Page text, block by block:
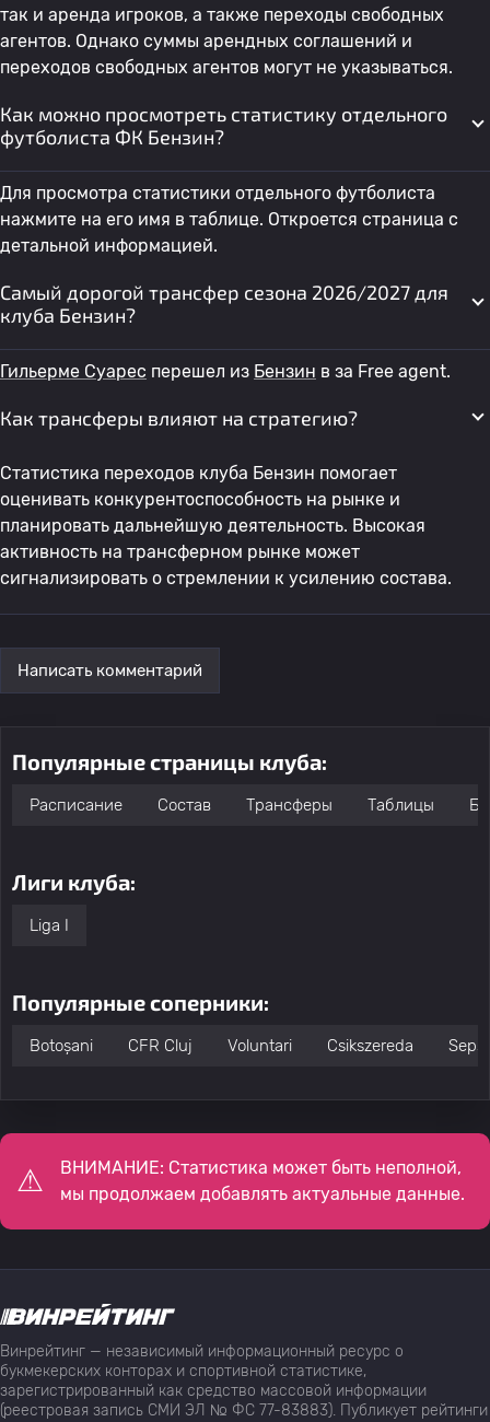
так и аренда игроков, а также переходы свободных
агентов. Однако суммы арендных соглашений и
переходов свободных агентов могут не указываться.
Как можно просмотреть статистику отдельного
футболиста ФК Бензин?
Для просмотра статистики отдельного футболиста
нажмите на его имя в таблице. Откроется страница с
детальной информацией.
Самый дорогой трансфер сезона 2026/2027 для
клуба Бензин?
Гильерме Суарес перешел из Бензин в за Free agent.
Как трансферы влияют на стратегию?
Статистика переходов клуба Бензин помогает
оценивать конкурентоспособность на рынке и
планировать дальнейшую деятельность. Высокая
активность на трансферном рынке может
сигнализировать о стремлении к усилению состава.
Написать комментарий
Популярные страницы клуба:
Расписание Состав Трансферы Таблицы
Лиги клуба:
Liga I
Популярные соперники:
Botoșani CFR Cluj Voluntari Csikszereda Sepsi
ВНИМАНИЕ: Статистика может быть неполной,
мы продолжаем добавлять актуальные данные.
Винрейтинг — независимый информационный ресурс о
букмекерских конторах и спортивной статистике,
зарегистрированный как средство массовой информации
(реестровая запись СМИ ЭЛ № ФС 77-83883). Публикует рейтинги